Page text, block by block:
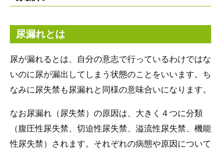
尿漏れとは
尿が漏れるとは、自分の意志で行っているわけではな
いのに尿が漏出してしまう状態のことをいいます。ち
なみに尿失禁も尿漏れと同様の意味合いになります。
なお尿漏れ（尿失禁）の原因は、大きく４つに分類
（腹圧性尿失禁、切迫性尿失禁、溢流性尿失禁、機能
性尿失禁）されます。それぞれの病態や原因について